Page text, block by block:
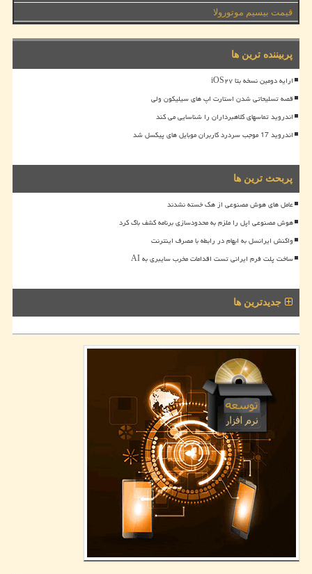
قیمت بیسیم موتورولا
پربیننده ترین ها
ارایه دومین نسخه بتا iOS۲۷
قصه تسلیحاتی شدن استارت اپ های سیلیکون ولی
اندروید تماسهای کلاهبرداران را شناسایی می کند
اندروید 17 موجب سردرد کاربران موبایل های پیکسل شد
پربحث ترین ها
عامل های هوش مصنوعی از هک خسته نشدند
هوش مصنوعی اپل را ملزم به محدودسازی برنامه کشف باگ کرد
واکنش ایرانسل به ابهام در رابطه با مصرف اینترنت
ساخت پلت فرم ایرانی تست اقدامات مخرب سایبری به AI
جدیدترین ها